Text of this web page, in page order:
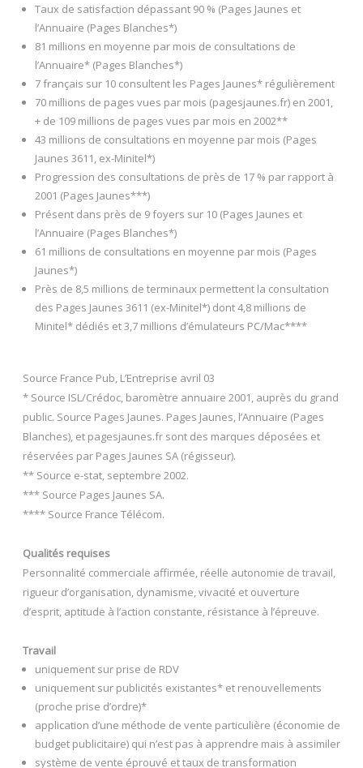
Taux de satisfaction dépassant 90 % (Pages Jaunes et
l’Annuaire (Pages Blanches*)
81 millions en moyenne par mois de consultations de
l’Annuaire* (Pages Blanches*)
7 français sur 10 consultent les Pages Jaunes* régulièrement
70 millions de pages vues par mois (pagesjaunes.fr) en 2001,
+ de 109 millions de pages vues par mois en 2002**
43 millions de consultations en moyenne par mois (Pages
Jaunes 3611, ex-Minitel*)
Progression des consultations de près de 17 % par rapport à
2001 (Pages Jaunes***)
Présent dans près de 9 foyers sur 10 (Pages Jaunes et
l’Annuaire (Pages Blanches*)
61 millions de consultations en moyenne par mois (Pages
Jaunes*)
Près de 8,5 millions de terminaux permettent la consultation
des Pages Jaunes 3611 (ex-Minitel*) dont 4,8 millions de
Minitel* dédiés et 3,7 millions d’émulateurs PC/Mac****
Source France Pub, L’Entreprise avril 03
* Source ISL/Crédoc, baromètre annuaire 2001, auprès du grand
public. Source Pages Jaunes. Pages Jaunes, l’Annuaire (Pages
Blanches), et pagesjaunes.fr sont des marques déposées et
réservées par Pages Jaunes SA (régisseur).
** Source e-stat, septembre 2002.
*** Source Pages Jaunes SA.
**** Source France Télécom.
Qualités requises
Personnalité commerciale affirmée, réelle autonomie de travail,
rigueur d’organisation, dynamisme, vivacité et ouverture
d’esprit, aptitude à l’action constante, résistance à l’épreuve.
Travail
uniquement sur prise de RDV
uniquement sur publicités existantes* et renouvellements
(proche prise d’ordre)*
application d’une méthode de vente particulière (économie de
budget publicitaire) qui n’est pas à apprendre mais à assimiler
système de vente éprouvé et taux de transformation